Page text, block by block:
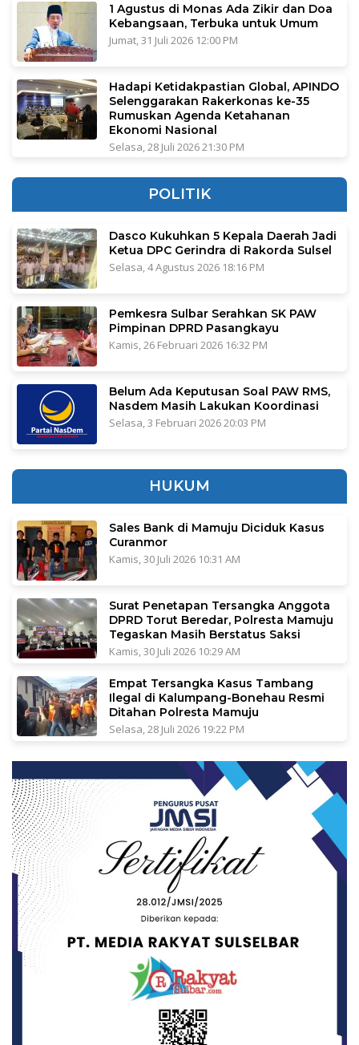
1 Agustus di Monas Ada Zikir dan Doa
Kebangsaan, Terbuka untuk Umum
Jumat, 31 Juli 2026 12:00 PM
Hadapi Ketidakpastian Global, APINDO
Selenggarakan Rakerkonas ke-35
Rumuskan Agenda Ketahanan
Ekonomi Nasional
Selasa, 28 Juli 2026 21:30 PM
POLITIK
Dasco Kukuhkan 5 Kepala Daerah Jadi
Ketua DPC Gerindra di Rakorda Sulsel
Selasa, 4 Agustus 2026 18:16 PM
Pemkesra Sulbar Serahkan SK PAW
Pimpinan DPRD Pasangkayu
Kamis, 26 Februari 2026 16:32 PM
Belum Ada Keputusan Soal PAW RMS,
Nasdem Masih Lakukan Koordinasi
Selasa, 3 Februari 2026 20:03 PM
HUKUM
Sales Bank di Mamuju Diciduk Kasus
Curanmor
Kamis, 30 Juli 2026 10:31 AM
Surat Penetapan Tersangka Anggota
DPRD Torut Beredar, Polresta Mamuju
Tegaskan Masih Berstatus Saksi
Kamis, 30 Juli 2026 10:29 AM
Empat Tersangka Kasus Tambang
Ilegal di Kalumpang-Bonehau Resmi
Ditahan Polresta Mamuju
Selasa, 28 Juli 2026 19:22 PM